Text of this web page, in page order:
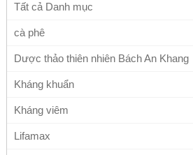
Tất cả Danh mục
cà phê
Dược thảo thiên nhiên Bách An Khang
Kháng khuẩn
Kháng viêm
Lifamax